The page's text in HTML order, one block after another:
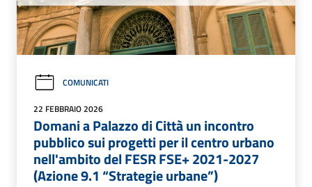
COMUNICATI
22 FEBBRAIO 2026
Domani a Palazzo di Città un incontro
pubblico sui progetti per il centro urbano
nell'ambito del FESR FSE+ 2021-2027
(Azione 9.1 “Strategie urbane”)